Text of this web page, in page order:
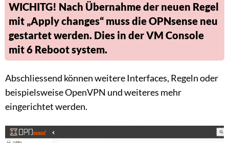
WICHITG! Nach Übernahme der neuen Regel
mit „Apply changes“ muss die OPNsense neu
gestartet werden. Dies in der VM Console
mit 6 Reboot system.
Abschliessend können weitere Interfaces, Regeln oder
beispielsweise OpenVPN und weiteres mehr
eingerichtet werden.